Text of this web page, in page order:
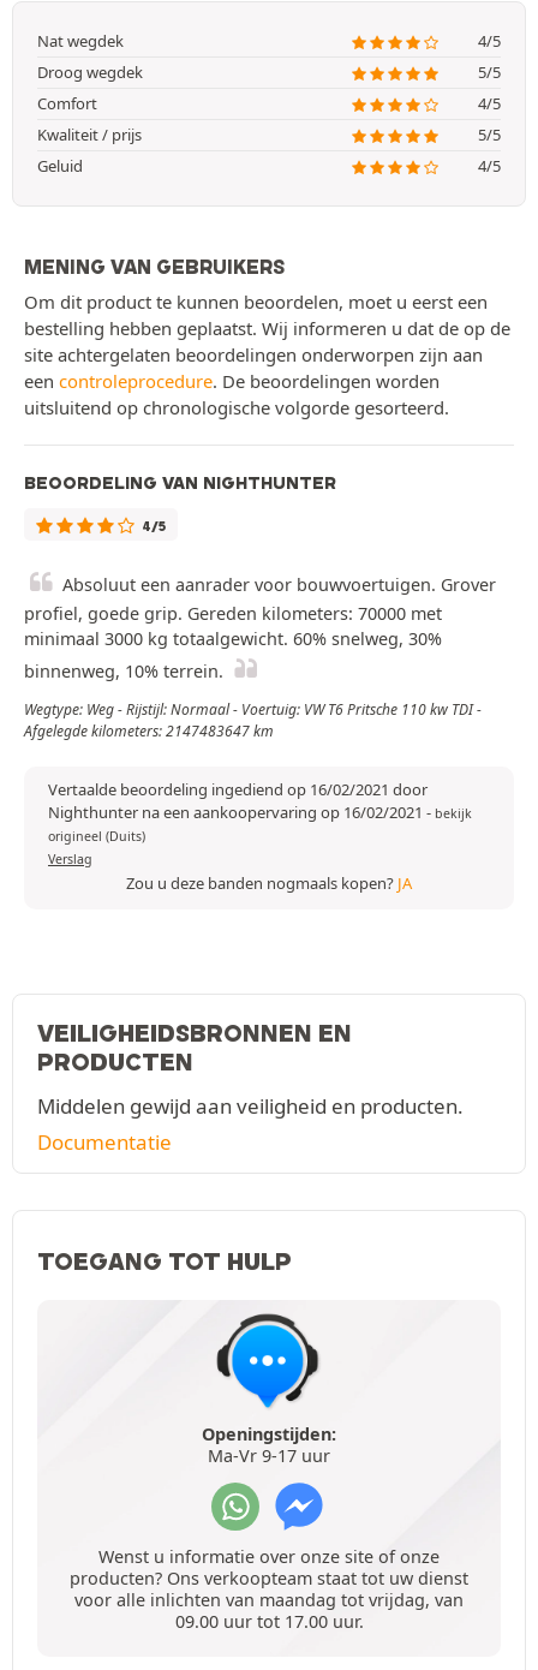
Nat wegdek
4/5
Droog wegdek
5/5
Comfort
4/5
Kwaliteit / prijs
5/5
Geluid
4/5
MENING VAN GEBRUIKERS
Om dit product te kunnen beoordelen, moet u eerst een
bestelling hebben geplaatst. Wij informeren u dat de op de
site achtergelaten beoordelingen onderworpen zijn aan
een controleprocedure. De beoordelingen worden
uitsluitend op chronologische volgorde gesorteerd.
BEOORDELING VAN NIGHTHUNTER
4/5
Absoluut een aanrader voor bouwvoertuigen. Grover
profiel, goede grip. Gereden kilometers: 70000 met
minimaal 3000 kg totaalgewicht. 60% snelweg, 30%
binnenweg, 10% terrein.
Wegtype: Weg - Rijstijl: Normaal - Voertuig: VW T6 Pritsche 110 kw TDI -
Afgelegde kilometers: 2147483647 km
Vertaalde beoordeling ingediend op 16/02/2021 door
Nighthunter na een aankoopervaring op 16/02/2021 - bekijk
origineel (Duits)
Verslag
Zou u deze banden nogmaals kopen? JA
VEILIGHEIDSBRONNEN EN
PRODUCTEN
Middelen gewijd aan veiligheid en producten.
Documentatie
TOEGANG TOT HULP
Openingstijden:
Ma-Vr 9-17 uur
Wenst u informatie over onze site of onze
producten? Ons verkoopteam staat tot uw dienst
voor alle inlichten van maandag tot vrijdag, van
09.00 uur tot 17.00 uur.